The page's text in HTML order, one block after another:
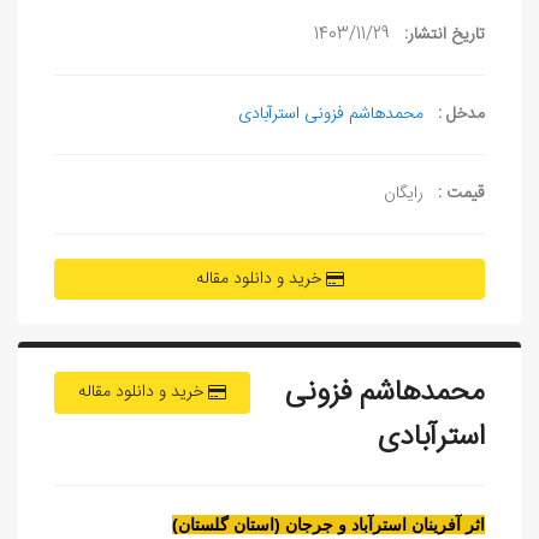
تاریخ انتشار: 1403/11/29
مدخل : محمدهاشم فزونی استرآبادی
قیمت : رایگان
خرید و دانلود مقاله
خرید و دانلود مقاله
محمدهاشم فزونی
استرآبادی
اثر آفرينان استرآباد و جرجان (استان گلستان)